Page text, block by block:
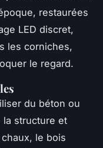
restaurées
LED discret,
les corniches,
le regard.
du béton ou
structure et
le bois